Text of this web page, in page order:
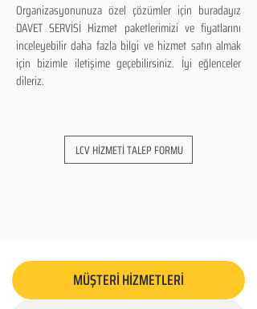
Organizasyonunuza özel çözümler için buradayız
DAVET SERVİSİ Hizmet paketlerimizi ve fiyatlarını
inceleyebilir daha fazla bilgi ve hizmet satın almak
için bizimle iletişime geçebilirsiniz. İyi eğlenceler
dileriz.
LCV HİZMETİ TALEP FORMU
MÜŞTERİ HİZMETLERİ